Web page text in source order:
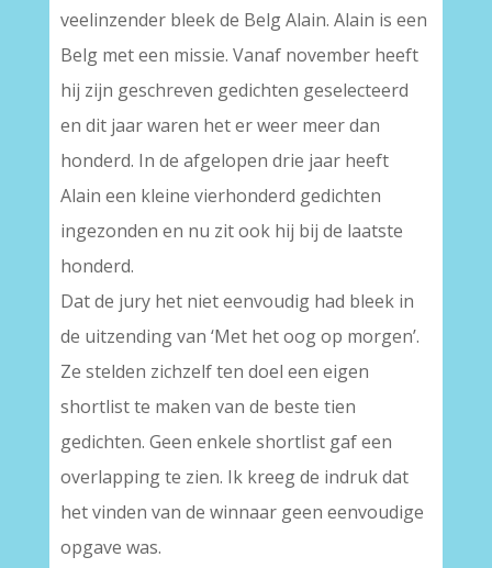
veelinzender bleek de Belg Alain. Alain is een
Belg met een missie. Vanaf november heeft
hij zijn geschreven gedichten geselecteerd
en dit jaar waren het er weer meer dan
honderd. In de afgelopen drie jaar heeft
Alain een kleine vierhonderd gedichten
ingezonden en nu zit ook hij bij de laatste
honderd.
Dat de jury het niet eenvoudig had bleek in
de uitzending van ‘Met het oog op morgen’.
Ze stelden zichzelf ten doel een eigen
shortlist te maken van de beste tien
gedichten. Geen enkele shortlist gaf een
overlapping te zien. Ik kreeg de indruk dat
het vinden van de winnaar geen eenvoudige
opgave was.